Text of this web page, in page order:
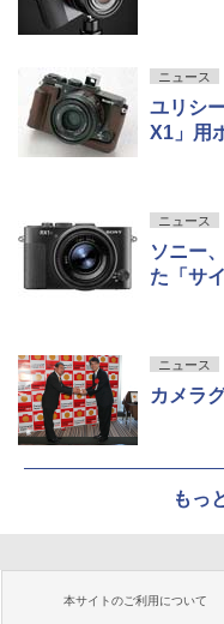
ニュース
ユリシ
X1」用
ニュース
ソニー
た「サ
ニュース
カメラ
もっ
本サイトのご利用について